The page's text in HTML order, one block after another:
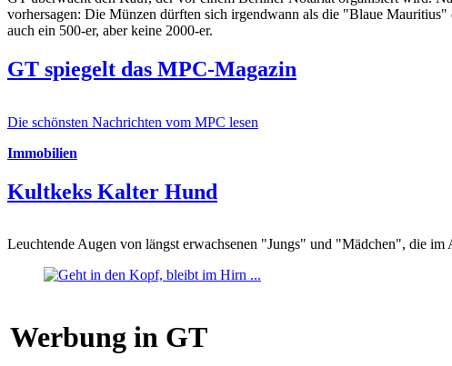
vorhersagen: Die Münzen dürften sich irgendwann als die "Blaue
auch ein 500-er, aber keine 2000-er.
GT spiegelt das MPC-Magazin
Die schönsten Nachrichten vom MPC lesen
Immobilien
Kultkeks Kalter Hund
Leuchtende Augen von längst erwachsenen "Jungs" und "Mädchen", die
Werbung in GT